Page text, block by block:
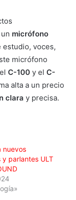
un micrófono
estudio, voces,
micrófono
C-100 y el C-
alta a un precio
clara y precisa.
nuevos
y parlantes ULT